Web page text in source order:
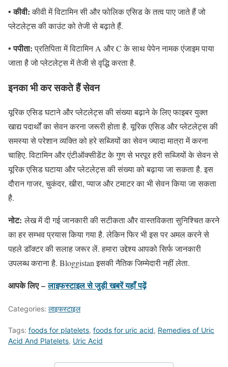
• कीवी:कीवी में विटामिन सी और फोलिक एसिड के तत्व पाए जाते हैं जो
प्लेटलेट्स की काउंट को तेजी से बढ़ाते हैं.
• पपीता:प्रतिपिता में विटामिन A और C के साथ पेपेन नामक एंजाइम पाया
जाता है जो प्लेटलेट्स में तेजी से वृद्धि करता है.
इनका भी कर सकते हैं सेवन
यूरिक एसिड घटाने और प्लेटलेट्स की संख्या बढ़ाने के लिए फाइबर युक्त
खाद्य पदार्थों का सेवन करना जरूरी होता है. यूरिक एसिड और प्लेटलेट्स की
समस्या से परेशान व्यक्ति को हरे सब्जियों का सेवन ज्यादा मात्रा में करना
चाहिए. विटामिन और एंटीऑक्सीडेंट के गुण से भरपूर हरी सब्जियों के सेवन से
यूरिक एसिड घटाया और प्लेटलेट्स की संख्या को बढ़ाया जा सकता है. इस
दौरान गाजर, चुकंदर, खीरा, प्याज और टमाटर का भी सेवन किया जा सकता
है.
नोट: लेख में दी गई जानकारी की सटीकता और वास्तविकता सुनिश्चित करने
का हर सम्भव प्रयास किया गया है. लेकिन फिर भी इस पर अमल करने से
पहले डॉक्टर की सलाह जरूर लें. हमारा उद्देश्य आपको सिर्फ जानकारी
उपलब्ध कराना है. Bloggistan इसकी नैतिक जिम्मेदारी नहीं लेता.
आपके लिए –लाइफस्टाइलसे जुड़ी खबरें यहाँ पढ़ें
Categories: लाइफस्टाइल
Tags: foods for platelets, foods for uric acid, Remedies of Uric
Acid And Platelets, Uric Acid